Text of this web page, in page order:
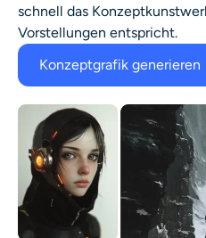
schnell das
Vorstellungen entspricht.
Konzeptgrafik generieren